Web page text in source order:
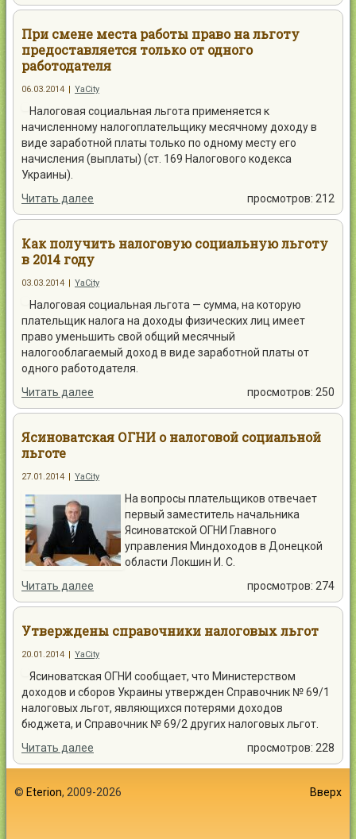
При смене места работы право на льготу
предоставляется только от одного
работодателя
06.03.2014 | YaCity
Налоговая социальная льгота применяется к
начисленному налогоплательщику месячному доходу в
виде заработной платы только по одному месту его
начисления (выплаты) (ст. 169 Налогового кодекса
Украины).
Читать далее
просмотров: 212
Как получить налоговую социальную льготу
в 2014 году
03.03.2014 | YaCity
Налоговая социальная льгота — сумма, на которую
плательщик налога на доходы физических лиц имеет
право уменьшить свой ​​общий месячный
налогооблагаемый доход в виде заработной платы от
одного работодателя.
Читать далее
просмотров: 250
Ясиноватская ОГНИ о налоговой социальной
льготе
27.01.2014 | YaCity
На вопросы плательщиков отвечает
первый заместитель начальника
Ясиноватской ОГНИ Главного
управления Миндоходов в Донецкой
области Локшин И. С.
Читать далее
просмотров: 274
Утверждены справочники налоговых льгот
20.01.2014 | YaCity
Ясиноватская ОГНИ сообщает, что Министерством
доходов и сборов Украины утвержден Справочник № 69/1
налоговых льгот, являющихся потерями доходов
бюджета, и Справочник № 69/2 других налоговых льгот.
Читать далее
просмотров: 228
© Eterion, 2009-2026 Вверх